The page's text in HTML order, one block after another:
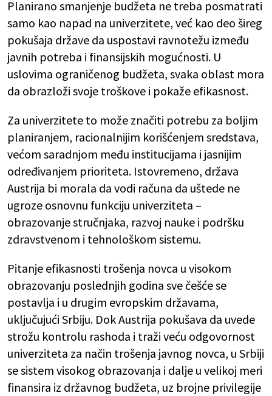
Planirano smanjenje budžeta ne treba posmatrati
samo kao napad na univerzitete, već kao deo šireg
pokušaja države da uspostavi ravnotežu između
javnih potreba i finansijskih mogućnosti. U
uslovima ograničenog budžeta, svaka oblast mora
da obrazloži svoje troškove i pokaže efikasnost.
Za univerzitete to može značiti potrebu za boljim
planiranjem, racionalnijim korišćenjem sredstava,
većom saradnjom među institucijama i jasnijim
određivanjem prioriteta. Istovremeno, država
Austrija bi morala da vodi računa da uštede ne
ugroze osnovnu funkciju univerziteta –
obrazovanje stručnjaka, razvoj nauke i podršku
zdravstvenom i tehnološkom sistemu.
Pitanje efikasnosti trošenja novca u visokom
obrazovanju poslednjih godina sve češće se
postavlja i u drugim evropskim državama,
uključujući Srbiju. Dok Austrija pokušava da uvede
strožu kontrolu rashoda i traži veću odgovornost
univerziteta za način trošenja javnog novca, u Srbiji
se sistem visokog obrazovanja i dalje u velikoj meri
finansira iz državnog budžeta, uz brojne privilegije